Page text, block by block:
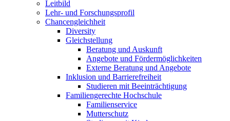
Leitbild
Lehr- und Forschungsprofil
Chancengleichheit
Diversity
Gleichstellung
Beratung und Auskunft
Angebote und Fördermöglichkeiten
Externe Beratung und Angebote
Inklusion und Barrierefreiheit
Studieren mit Beeinträchtigung
Familiengerechte Hochschule
Familienservice
Mutterschutz